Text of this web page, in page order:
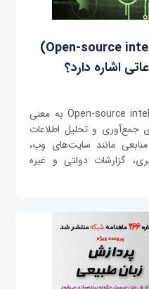
هوش منبع باز (Open-source intelligence)
اشاره دارد؟
هوش باز (OSINT) سرنامOpen-source intelligence به معنی
جمع‌آوری و تحلیل اطلاعات
مانند سایت‌های وب،
گزارشات دولتی و غیره